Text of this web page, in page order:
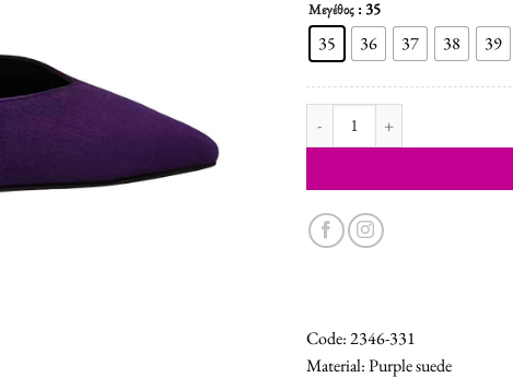
Μεγέθος : 35
35 36 37 38 39
Code: 2346-331
Material: Purple suede